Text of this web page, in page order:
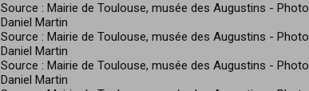
Source : Mairie de Toulouse, musée des Augustins - Photo
Daniel Martin
Source : Mairie de Toulouse, musée des Augustins - Photo
Daniel Martin
Source : Mairie de Toulouse, musée des Augustins - Photo
Daniel Martin